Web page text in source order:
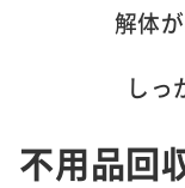
解体
し
不用品回